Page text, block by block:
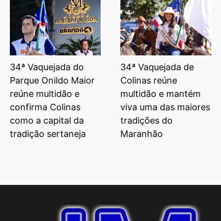
34ª Vaquejada do
Parque Onildo Maior
reúne multidão e
confirma Colinas
como a capital da
tradição sertaneja
34ª Vaquejada de
Colinas reúne
multidão e mantém
viva uma das maiores
tradições do
Maranhão